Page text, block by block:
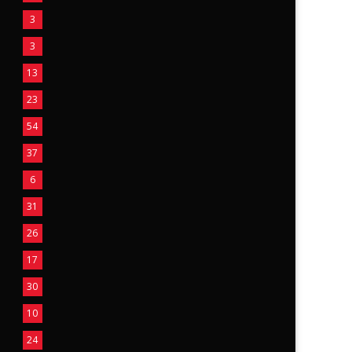
3
3
13
23
54
37
6
31
26
17
30
10
24